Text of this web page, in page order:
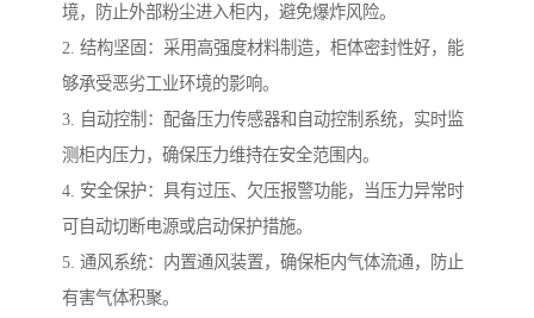
境，防止外部粉尘进入柜内，避免爆炸风险。
2. 结构坚固：采用高强度材料制造，柜体密封性好，能
够承受恶劣工业环境的影响。
3. 自动控制：配备压力传感器和自动控制系统，实时监
测柜内压力，确保压力维持在安全范围内。
4. 安全保护：具有过压、欠压报警功能，当压力异常时
可自动切断电源或启动保护措施。
5. 通风系统：内置通风装置，确保柜内气体流通，防止
有害气体积聚。